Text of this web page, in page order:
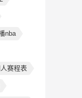
nba
赛程表